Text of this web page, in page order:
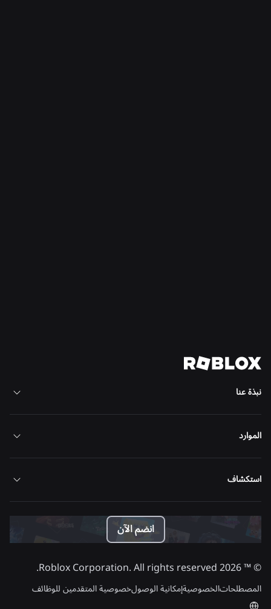
نبذة عنا
الموارد
استكشاف
انضم الآن
© ™
2026
المصطلحاتالخصوصيةإمكانية الوصولخصوصية المتقدمين للوظائف